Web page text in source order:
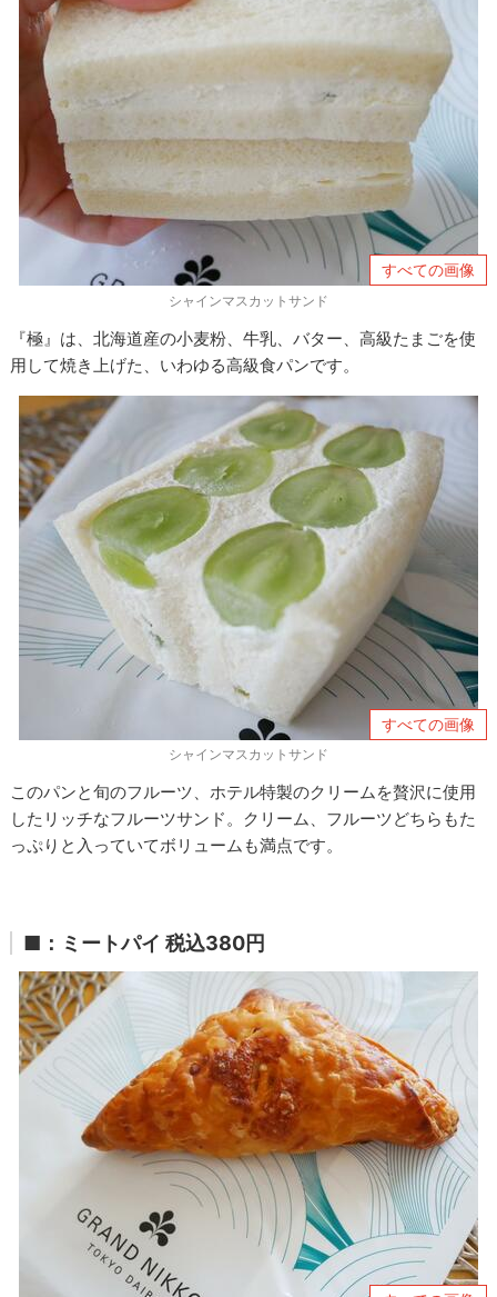
すべての画像
シャインマスカットサンド
『極』は、北海道産の小麦粉、牛乳、バター、高級たまごを使
用して焼き上げた、いわゆる高級食パンです。
すべての画像
シャインマスカットサンド
このパンと旬のフルーツ、ホテル特製のクリームを贅沢に使用
したリッチなフルーツサンド。クリーム、フルーツどちらもた
っぷりと入っていてボリュームも満点です。
■：ミートパイ 税込380円